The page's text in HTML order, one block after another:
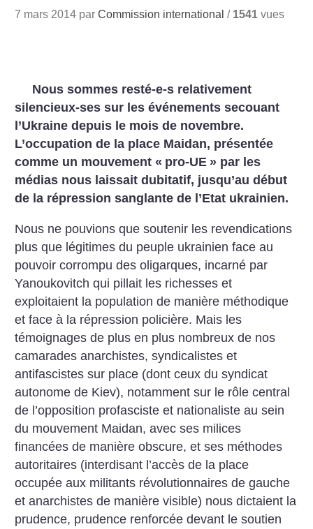
7 mars 2014 parCommission international / 1541 vues
Nous sommes resté-e-s relativement
silencieux-ses sur les événements secouant
l’Ukraine depuis le mois de novembre.
L’occupation de la place Maidan, présentée
comme un mouvement « pro-UE » par les
médias nous laissait dubitatif, jusqu’au début
de la répression sanglante de l’Etat ukrainien.
Nous ne pouvions que soutenir les revendications
plus que légitimes du peuple ukrainien face au
pouvoir corrompu des oligarques, incarné par
Yanoukovitch qui pillait les richesses et
exploitaient la population de manière méthodique
et face à la répression policière. Mais les
témoignages de plus en plus nombreux de nos
camarades anarchistes, syndicalistes et
antifascistes sur place (dont ceux du syndicat
autonome de Kiev), notamment sur le rôle central
de l’opposition profasciste et nationaliste au sein
du mouvement Maidan, avec ses milices
financées de manière obscure, et ses méthodes
autoritaires (interdisant l’accès de la place
occupée aux militants révolutionnaires de gauche
et anarchistes de manière visible) nous dictaient la
prudence, prudence renforcée devant le soutien